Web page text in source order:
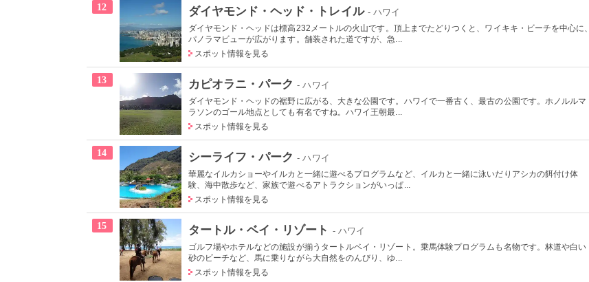
12 ダイヤモンド・ヘッド・トレイル - ハワイ
ダイヤモンド・ヘッドは標高232メートルの火山です。頂上までたどりつくと、ワイキキ・ビーチを中心に、
パノラマビューが広がります。舗装された道ですが、急...
スポット情報を見る
13 カピオラニ・パーク - ハワイ
ダイヤモンド・ヘッドの裾野に広がる、大きな公園です。ハワイで一番古く、最古の公園です。ホノルルマ
ラソンのゴール地点としても有名ですね。ハワイ王朝最...
スポット情報を見る
14 シーライフ・パーク - ハワイ
華麗なイルカショーやイルカと一緒に遊べるプログラムなど、イルカと一緒に泳いだりアシカの餌付け体
験、海中散歩など、家族で遊べるアトラクションがいっぱ...
スポット情報を見る
15 タートル・ベイ・リゾート - ハワイ
ゴルフ場やホテルなどの施設が揃うタートルベイ・リゾート。乗馬体験プログラムも名物です。林道や白い
砂のビーチなど、馬に乗りながら大自然をのんびり、ゆ...
スポット情報を見る